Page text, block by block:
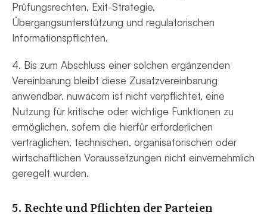
Prüfungsrechten, Exit-Strategie,
Übergangsunterstützung und regulatorischen
Informationspflichten.
4. Bis zum Abschluss einer solchen ergänzenden
Vereinbarung bleibt diese Zusatzvereinbarung
anwendbar. nuwacom ist nicht verpflichtet, eine
Nutzung für kritische oder wichtige Funktionen zu
ermöglichen, sofern die hierfür erforderlichen
vertraglichen, technischen, organisatorischen oder
wirtschaftlichen Voraussetzungen nicht einvernehmlich
geregelt wurden.
5. Rechte und Pflichten der Parteien